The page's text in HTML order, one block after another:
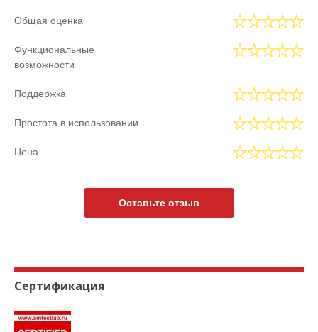
Общая оценка
Функциональные
возможности
Поддержка
Простота в использовании
Цена
Оставьте отзыв
Сертификация